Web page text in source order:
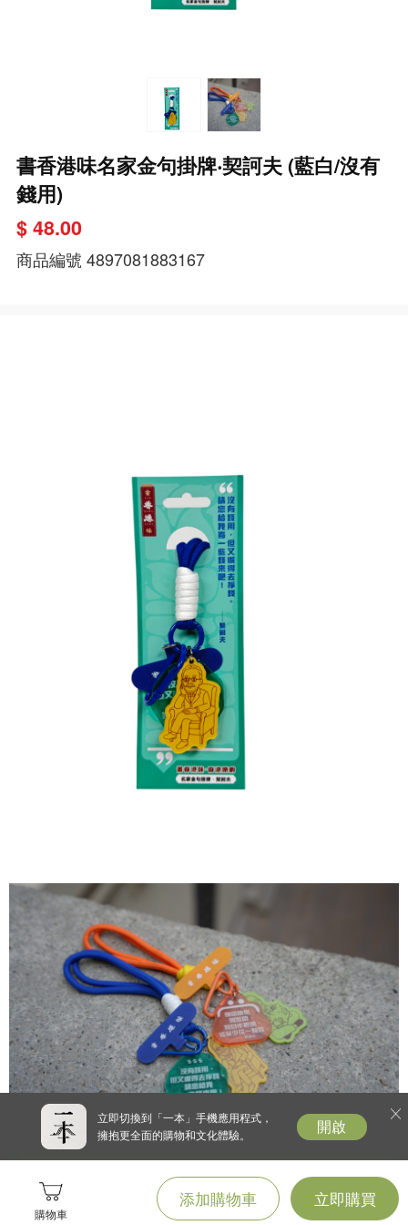
購物車
添加購物車 立即購買
書香港味名家金句掛牌‧契訶夫 (藍白/沒有
錢用)
$ 48.00
商品編號 4897081883167
立即切換到「一本」手機應用程式，
擁抱更全面的購物和文化體驗。
開啟